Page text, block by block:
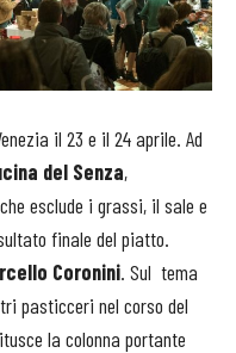
il 23 e il 24 aprile. Ad
del Senza,
esclude i grassi, il sale e
finale del piatto.
Coronini. Sul tema
pasticceri nel corso del
la colonna portante